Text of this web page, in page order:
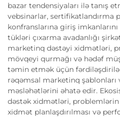
bazar tendensiyaları ilə tanış
vebsinarlar, sertifikatlandırma
konfranslarına giriş
tükləri çıxarma avadanlığı
marketinq dəstəyi xidmətləri,
mövqeyi qurmağı və hədəf
təmin etmək üçün
rəqəmsal marketinq şablonları
məsləhətlərini əhatə edir.
dəstək xidmətləri, problemlərin
xidmət planlaşdırılması və